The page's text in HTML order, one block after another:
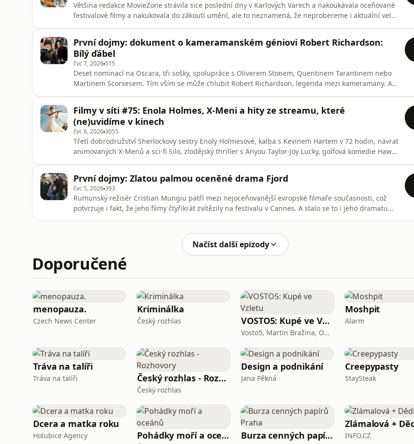
Většina redakce MovieZone strávila sice poslední dny v Karlových Varech a nakoukávala oceňované
festivalové filmy a nakukovala do zákoutí umění, ale to neznamená, že neprobereme i aktuální velké
samozřejmě odpovídat i na
První dojmy: dokument o kameramanském géniovi Robert Richardson:
Bílý ďábel
čvc 7, 2026 515
Deset nominací na Oscara, tři sošky, spolupráce s Oliverem Stonem, Quentinem Tarantinem nebo
Martinem Scorsesem. Tím vším se může chlubit Robert Richardson, legenda mezi kameramany. A
https://www.facebook.com/moviez
Filmy v síti #75: Enola Holmes, X-Meni a hity ze streamu, které
(ne)uvidíme v kinech
čvc 6, 20263055
Třetí dobrodružství Sherlockovy sestry Enoly Holmesové, kalba s Kevinem Hartem v 72 hodin, návrat
animovaných X-Menů a sci-fi Silo, zlodějský thriller s Anyou Taylor-Joy Lucky, golfová komedie Hawk
První dojmy: Zlatou palmou oceněné drama Fjord
čvc 5, 2026393
Rumunský režisér Cristian Mungiu patří mezi nejoceňovanější evropské filmaře současnosti, což
potvrzuje i fakt, že jeho filmy čtyřikrát zvítězily na festivalu v Cannes. A stalo se to i jeho dramatu
Načíst další epizody
Doporučené
menopauza.
Czech News Center
Kriminálka
Český rozhlas VOSTO5: Kupé ve Vzletu
Vosto5, Martin Bražina, Ondřej Cihlář, Petr Prokop, Ondřej Bauer
Moshpit
Alarm
Tráva na talíři
Tráva na talíři Český rozhlas - Rozhovory
Český rozhlas
Design a podnikání
Jana Pěkná
Creepypasty
StaySteak
Dcera a matka roku
Holubice Agency Pohádky moří a oceánů Burza cenných papírů Praha
Zlámalová +
INFO.CZ